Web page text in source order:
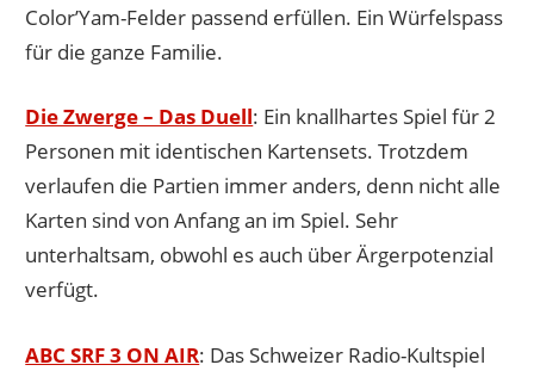
Color’Yam-Felder passend erfüllen. Ein Würfelspass
für die ganze Familie.
Die Zwerge – Das Duell: Ein knallhartes Spiel für 2
Personen mit identischen Kartensets. Trotzdem
verlaufen die Partien immer anders, denn nicht alle
Karten sind von Anfang an im Spiel. Sehr
unterhaltsam, obwohl es auch über Ärgerpotenzial
verfügt.
ABC SRF 3 ON AIR: Das Schweizer Radio-Kultspiel